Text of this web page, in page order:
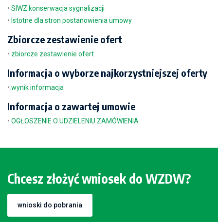
• SIWZ konserwacja sygnalizacji
• Istotne dla stron postanowienia umowy
Zbiorcze zestawienie ofert
• zbiorcze zestawienie ofert
Informacja o wyborze najkorzystniejszej oferty
• wynik informacja
Informacja o zawartej umowie
• OGŁOSZENIE O UDZIELENIU ZAMÓWIENIA
Chcesz złożyć wniosek do WZDW?
wnioski do pobrania